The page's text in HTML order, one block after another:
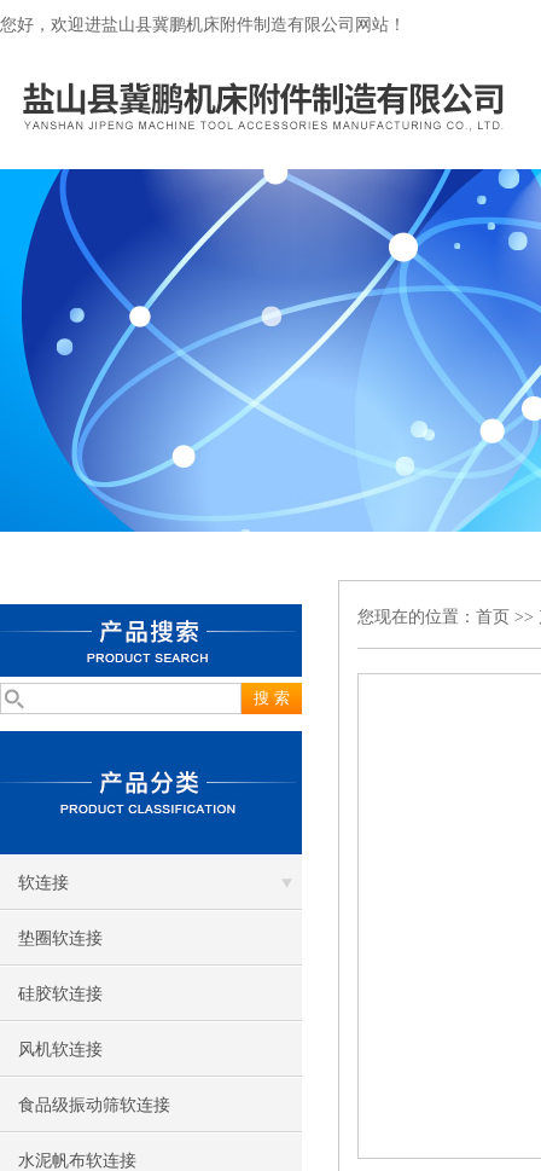
您好，欢迎进盐山县冀鹏机床附件制造有限公司网站！
软连接
垫圈软连接
硅胶软连接
风机软连接
食品级振动筛软连接
水泥帆布软连接
您现在的位置： 首页 >>